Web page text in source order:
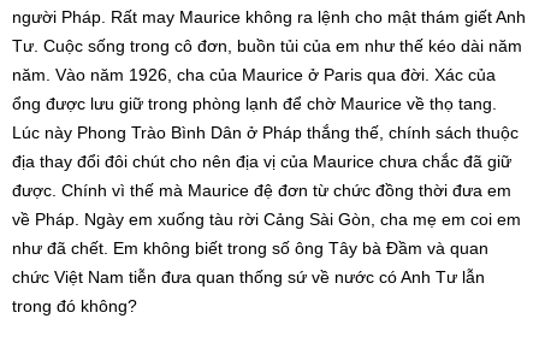
người Pháp. Rất may Maurice không ra lệnh cho mật thám giết Anh
Tư. Cuộc sống trong cô đơn, buồn tủi của em như thế kéo dài năm
năm. Vào năm 1926, cha của Maurice ở Paris qua đời. Xác của
ổng được lưu giữ trong phòng lạnh để chờ Maurice về thọ tang.
Lúc này Phong Trào Bình Dân ở Pháp thắng thế, chính sách thuộc
địa thay đổi đôi chút cho nên địa vị của Maurice chưa chắc đã giữ
được. Chính vì thế mà Maurice đệ đơn từ chức đồng thời đưa em
về Pháp. Ngày em xuống tàu rời Cảng Sài Gòn, cha mẹ em coi em
như đã chết. Em không biết trong số ông Tây bà Đầm và quan
chức Việt Nam tiễn đưa quan thống sứ về nước có Anh Tư lẫn
trong đó không?